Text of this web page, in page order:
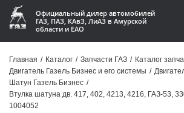
Официальный дилер автомобилей
ГАЗ, ПАЗ, КАвЗ, ЛиАЗ в Амурской
области и ЕАО
Акции
О компании
Главная / Каталог / Запчасти ГАЗ / Каталог
Двигатель Газель Бизнес и его системы /
Шатун Газель Бизнес /
Втулка шатуна дв. 417, 402, 4213, 4216, ГАЗ-53,
1004052